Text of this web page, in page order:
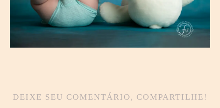
DEIXE SEU COMENTÁRIO, COMPARTILHE!